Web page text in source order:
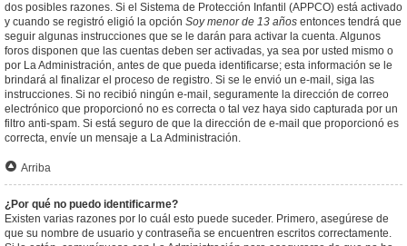
dos posibles razones. Si el Sistema de Protección Infantil (APPCO) está activado
y cuando se registró eligió la opción Soy menor de 13 años entonces tendrá que
seguir algunas instrucciones que se le darán para activar la cuenta. Algunos
foros disponen que las cuentas deben ser activadas, ya sea por usted mismo o
por La Administración, antes de que pueda identificarse; esta información se le
brindará al finalizar el proceso de registro. Si se le envió un e-mail, siga las
instrucciones. Si no recibió ningún e-mail, seguramente la dirección de correo
electrónico que proporcionó no es correcta o tal vez haya sido capturada por un
filtro anti-spam. Si está seguro de que la dirección de e-mail que proporcionó es
correcta, envíe un mensaje a La Administración.
Arriba
¿Por qué no puedo identificarme?
Existen varias razones por lo cuál esto puede suceder. Primero, asegúrese de
que su nombre de usuario y contraseña se encuentren escritos correctamente.